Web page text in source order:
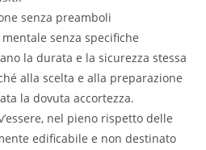
senza preamboli
senza specifiche
la durata e la sicurezza stessa
alla scelta e alla preparazione
la dovuta accortezza.
nel pieno rispetto delle
edificabile e non destinato